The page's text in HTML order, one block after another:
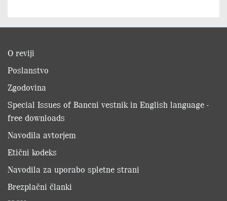
O reviji
Poslanstvo
Zgodovina
Special Issues of Bancni vestnik in English language -
free downloads
Navodila avtorjem
Etični kodeks
Navodila za uporabo spletne strani
Brezplačni članki